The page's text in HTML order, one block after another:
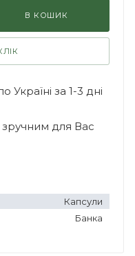
В КОШИК
за 1-3 дні
для Вас
Капсули
Банка